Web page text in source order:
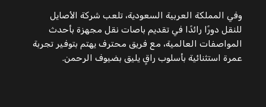
وفي المملكة العربية السعودية، تلعب شركة الأصايل
للنقل دورًا رائدًا في تقديم باصات نقل مجهزة بأحدث
المواصفات العالمية، مع فريق محترف يهتم بتوفير تجربة
عمرة استثنائية بأسلوب راقٍ يليق بضيوف الرحمن.